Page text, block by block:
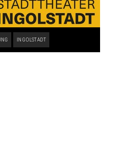
INGOLSTADT